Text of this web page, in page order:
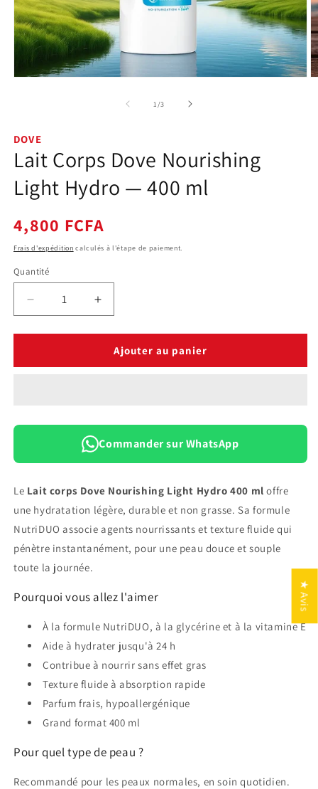
une
fenêtre
modale
1 /de
3
DOVE
Lait Corps Dove Nourishing
Light Hydro — 400 ml
Prix
habituel
4,800 FCFA
Frais d'expédition calculés à l'étape de paiement.
Quantité
Quantité
Réduire
la
quantité
Lait
Light
ml
Augmenter
la
quantité
Lait
Light
Hydro
ml
Ajouter au panier
Commander sur WhatsApp
Le Lait corps Dove Nourishing Light Hydro 400 ml offre
une hydratation légère, durable et non grasse. Sa formule
NutriDUO associe agents nourrissants et texture fluide qui
pénètre instantanément, pour une peau douce et souple
toute la journée.
Pourquoi vous allez l'aimer
À la formule NutriDUO, à la glycérine et à la vitamine E
Aide à hydrater jusqu'à 24 h
Contribue à nourrir sans effet gras
Texture fluide à absorption rapide
Parfum frais, hypoallergénique
Grand format 400 ml
Pour quel type de peau ?
Recommandé pour les peaux normales, en soin quotidien.
★ Avis